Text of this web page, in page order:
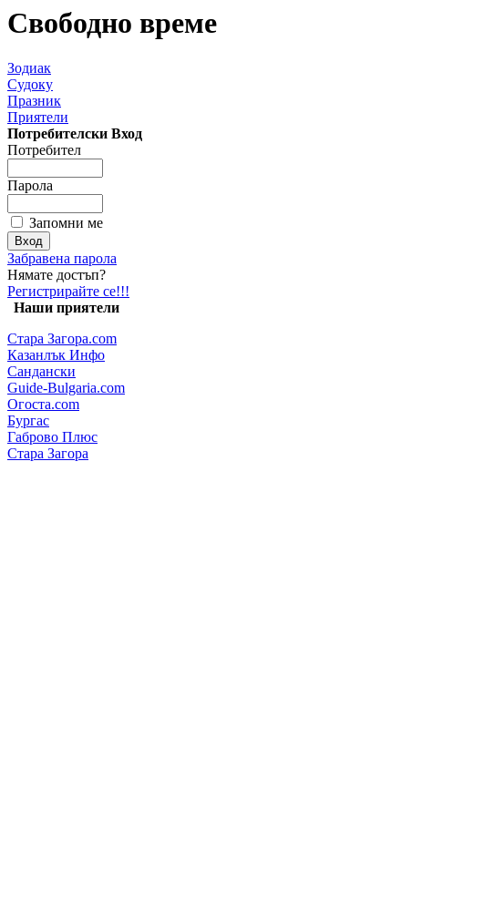
Свободно време
Зодиак
Судоку
Празник
Приятели
Потребителски Вход
Потребител
Парола
Запомни ме
Забравена парола
Нямате достъп?
Регистрирайте се!!!
Наши приятели
Стара Загора.com
Казанлък Инфо
Сандански
Guide-Bulgaria.com
Огоста.com
Бургас
Габрово Плюс
Стара Загора